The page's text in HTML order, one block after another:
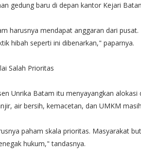
gedung baru di depan kantor Kejari
harusnya mendapat anggaran dari
hibah seperti ini dibenarkan," paparnya.
Salah Prioritas
Unrika Batam itu menyayangkan
air bersih, kemacetan, dan UMKM
paham skala prioritas. Masyarakat
hukum," tandasnya.